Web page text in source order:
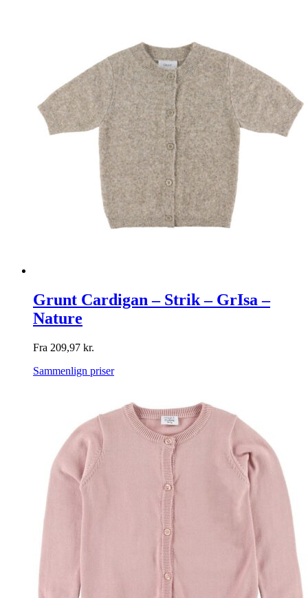
Grunt Cardigan – Strik – GrIsa –
Nature
Fra 209,97 kr.
Sammenlign priser